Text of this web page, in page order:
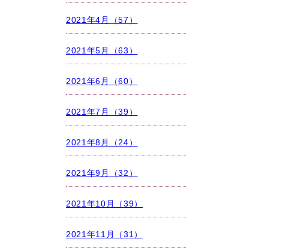
2021年4月（57）
2021年5月（63）
2021年6月（60）
2021年7月（39）
2021年8月（24）
2021年9月（32）
2021年10月（39）
2021年11月（31）